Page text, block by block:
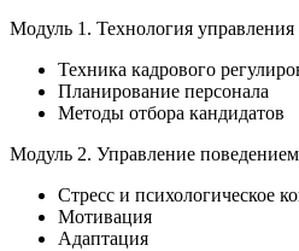
Модуль 1. Технология
Техника кадрового
Планирование персонала
Методы отбора кандидатов
Модуль 2. Управление
Стресс и психологическое
Мотивация
Адаптация